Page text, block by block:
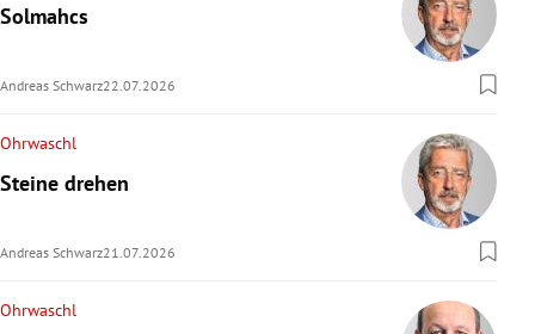
Solmahcs
Andreas Schwarz22.07.2026
Ohrwaschl
Steine drehen
Andreas Schwarz21.07.2026
Ohrwaschl